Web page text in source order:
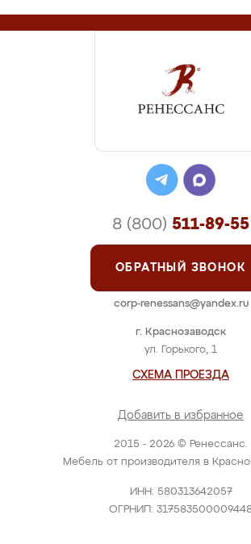
2015 - 2026 © Ренессанс.
Мебель от производителя в
ИНН: 580313642057
ОГРНИП:
г. Краснозаводск
ул. Горького, 1
СХЕМА ПРОЕЗДА
Добавить в избранное
8 (800) 511-89-55
ОБРАТНЫЙ ЗВОНОК
corp-renessans@yandex.ru